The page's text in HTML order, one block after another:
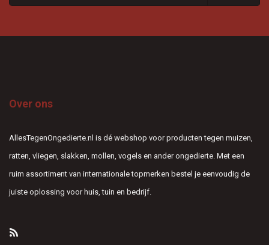
Over ons
AllesTegenOngedierte.nl is dé webshop voor producten tegen muizen,
ratten, vliegen, slakken, mollen, vogels en ander ongedierte. Met een
ruim assortiment van internationale topmerken bestel je eenvoudig de
juiste oplossing voor huis, tuin en bedrijf.